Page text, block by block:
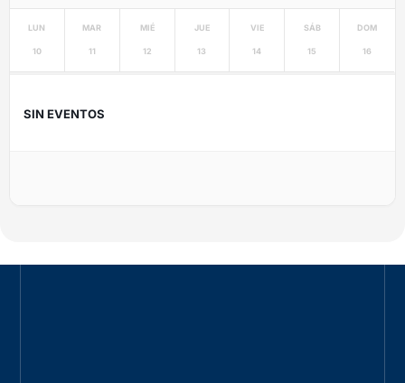
LUN
10
MAR
11
MIÉ
12
JUE
13
VIE
14
SÁB
15
DOM
16
SIN EVENTOS